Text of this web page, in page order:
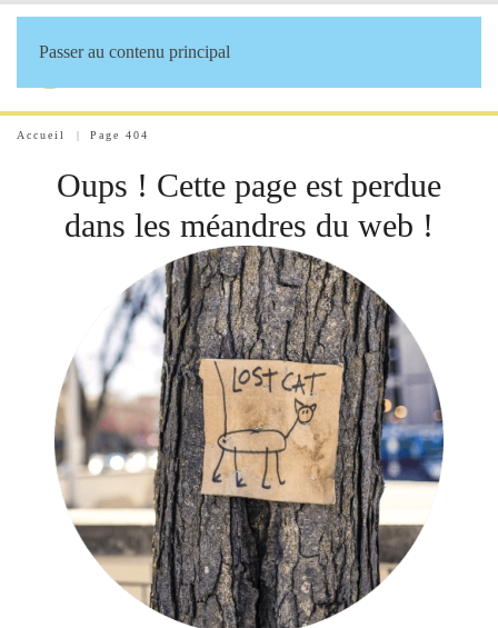
Passer au contenu principal
Accueil Page 404
Oups ! Cette page est perdue
dans les méandres du web !